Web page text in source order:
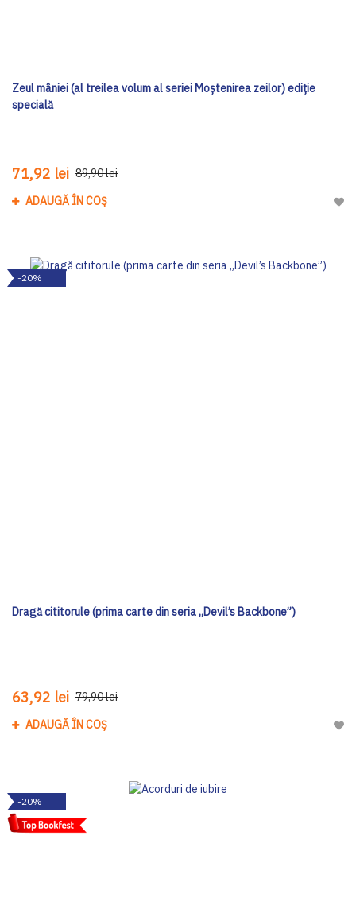
Zeul mâniei (al treilea volum al seriei Moștenirea zeilor) ediţie
specială
71,92 lei 89,90 lei
ADAUGĂ ÎN COȘ
-20%
Dragă cititorule (prima carte din seria „Devil’s Backbone”)
63,92 lei 79,90 lei
ADAUGĂ ÎN COȘ
-20%